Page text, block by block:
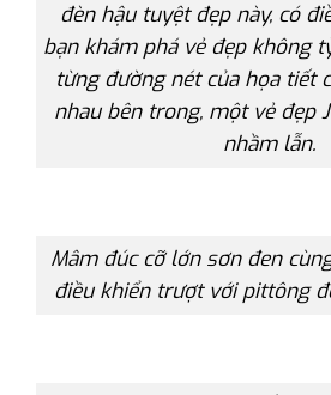
đèn hậu tuyệt đẹp này, có
bạn khám phá vẻ đẹp không
từng đường nét của họa tiết
nhau bên trong, một vẻ đẹp
nhầm lẫn.
Mâm đúc cỡ lớn sơn đen
điều khiển trượt với pittông